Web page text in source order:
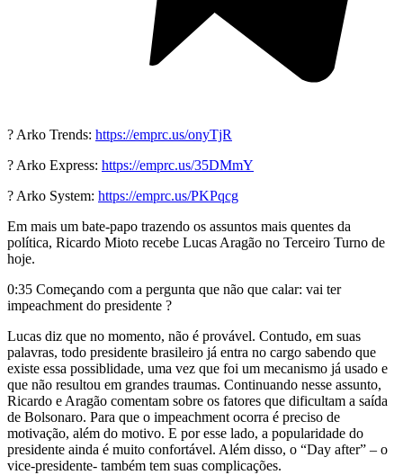
? Arko Trends: https://emprc.us/onyTjR
? Arko Express: https://emprc.us/35DMmY
? Arko System: https://emprc.us/PKPqcg
Em mais um bate-papo trazendo os assuntos mais quentes da
política, Ricardo Mioto recebe Lucas Aragão no Terceiro Turno de
hoje.
0:35 Começando com a pergunta que não que calar: vai ter
impeachment do presidente ?
Lucas diz que no momento, não é provável. Contudo, em suas
palavras, todo presidente brasileiro já entra no cargo sabendo que
existe essa possiblidade, uma vez que foi um mecanismo já usado e
que não resultou em grandes traumas. Continuando nesse assunto,
Ricardo e Aragão comentam sobre os fatores que dificultam a saída
de Bolsonaro. Para que o impeachment ocorra é preciso de
motivação, além do motivo. E por esse lado, a popularidade do
presidente ainda é muito confortável. Além disso, o “Day after” – o
vice-presidente- também tem suas complicações.